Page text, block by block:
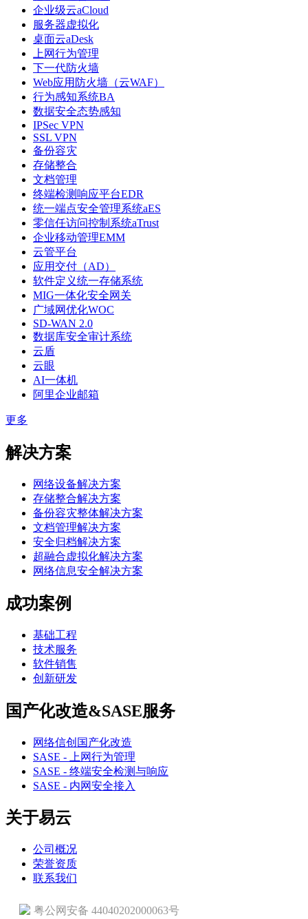
企业级云aCloud
服务器虚拟化
桌面云aDesk
上网行为管理
下一代防火墙
Web应用防火墙（云WAF）
行为感知系统BA
数据安全态势感知
IPSec VPN
SSL VPN
备份容灾
存储整合
文档管理
终端检测响应平台EDR
统一端点安全管理系统aES
零信任访问控制系统aTrust
企业移动管理EMM
云管平台
应用交付（AD）
软件定义统一存储系统
MIG一体化安全网关
广域网优化WOC
SD-WAN 2.0
数据库安全审计系统
云盾
云眼
AI一体机
阿里企业邮箱
更多
解决方案
网络设备解决方案
存储整合解决方案
备份容灾整体解决方案
文档管理解决方案
安全归档解决方案
超融合虚拟化解决方案
网络信息安全解决方案
成功案例
基础工程
技术服务
软件销售
创新研发
国产化改造&SASE服务
网络信创国产化改造
SASE - 上网行为管理
SASE - 终端安全检测与响应
SASE - 内网安全接入
关于易云
公司概况
荣誉资质
联系我们
粤公网安备 44040202000063号